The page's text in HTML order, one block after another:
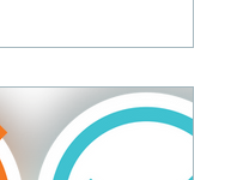
רשימת התאמות